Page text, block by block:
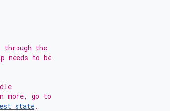
the
needs to be
more, go to
state.